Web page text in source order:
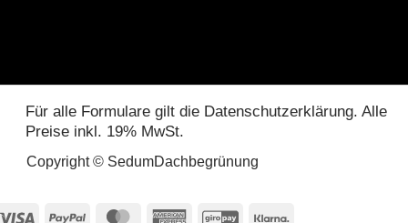
Für alle Formulare gilt die Datenschutzerklärung. Alle
Preise inkl. 19% MwSt.
Copyright © SedumDachbegrünung
Visa PayPal MasterCardAmerican GiroPay